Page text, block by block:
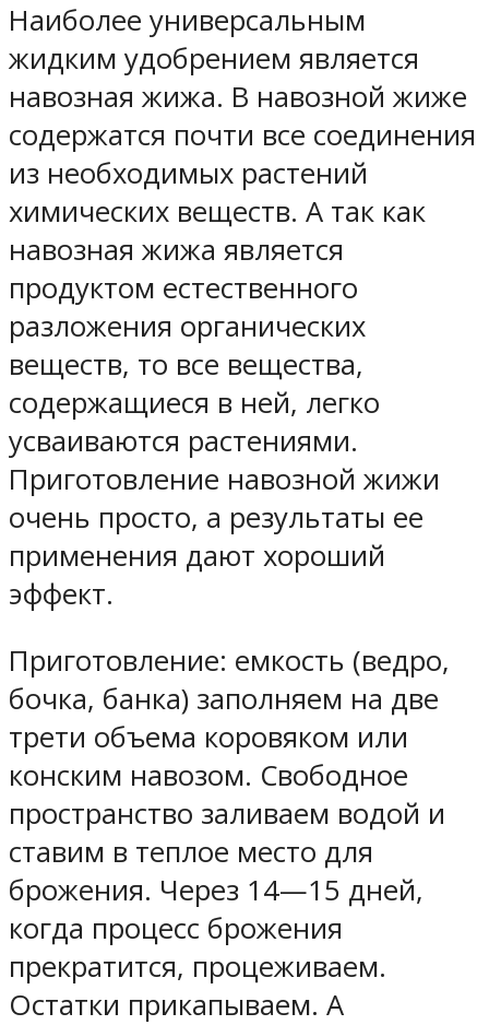
Наиболее универсальным
жидким удобрением является
навозная жижа. В навозной жиже
содержатся почти все соединения
из необходимых растений
химических веществ. А так как
навозная жижа является
продуктом естественного
разложения органических
веществ, то все вещества,
содержащиеся в ней, легко
усваиваются растениями.
Приготовление навозной жижи
очень просто, а результаты ее
применения дают хороший
эффект.
Приготовление: емкость (ведро,
бочка, банка) заполняем на две
трети объема коровяком или
конским навозом. Свободное
пространство заливаем водой и
ставим в теплое место для
брожения. Через 14—15 дней,
когда процесс брожения
прекратится, процеживаем.
Остатки прикапываем. А